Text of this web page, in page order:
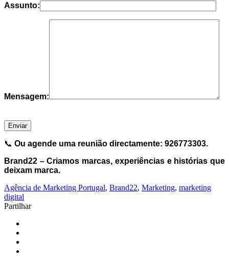
Assunto:
Mensagem:
📞 Ou agende uma reunião directamente: 926773303.
Brand22 – Criamos marcas, experiências e histórias que
deixam marca.
Agência de Marketing Portugal, Brand22, Marketing, marketing
digital
Partilhar